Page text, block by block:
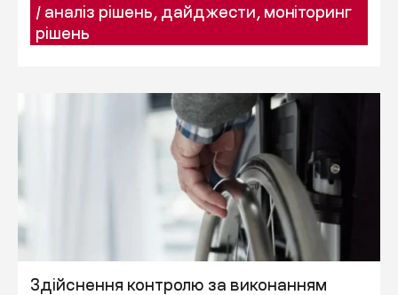
/ аналіз рішень, дайджести, моніторинг
рішень
Здійснення контролю за виконанням